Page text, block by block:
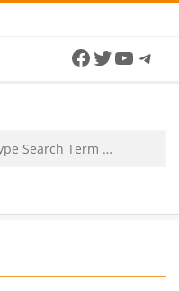
Facebook
Twitter